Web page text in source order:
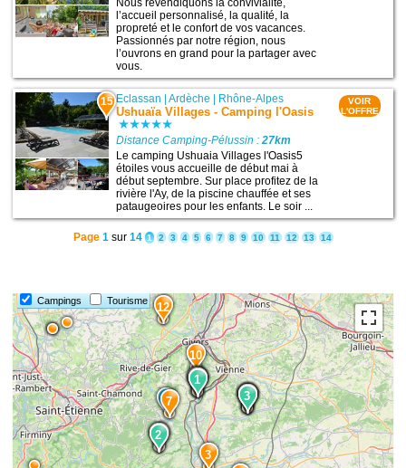
l’accueil personnalisé, la qualité, la
propreté et le confort de vos vacances.
Passionnés par notre région, nous
l’ouvrons en grand pour la partager avec
vous.
15 Eclassan |Ardèche | Rhône-Alpes
Ushuaïa Villages - Camping l'Oasis
Distance Camping-Pélussin :27km
Le camping Ushuaia Villages l'Oasis5
étoiles vous accueille de début mai à
début septembre. Sur place profitez de la
rivière l'Ay, de la piscine chauffée et ses
pataugeoires pour les enfants. Le soir ...
VOIR
L'OFFRE
Page 1sur 14 1 2 3 4 5 6 7 8 9 10 11 12 13 14
Campings Tourisme 12
11
10
9
8
7 6
5
4
3
2
1
3
2
1